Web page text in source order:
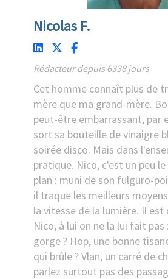
Nicolas F.
Rédacteur depuis 6338 jours
Cet homme connaît plus de
mère que ma grand-mère.
peut-être embarrassant, par
sort sa bouteille de vinaigre
soirée disco. Mais dans
pratique. Nico, c'est un peu
plan : muni de son fulguro-
il traque les meilleurs
la vitesse de la lumière. Il est
Nico, à lui on ne la lui fait
gorge ? Hop, une bonne
qui brûle ? Vlan, un carré de
parlez surtout pas des